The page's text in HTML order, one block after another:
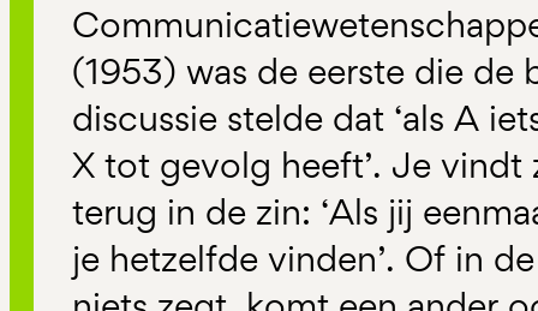
(1953) was de eerste die de
discussie stelde dat ‘als A
X tot gevolg heeft’. Je vindt
terug in de zin: ‘Als jij
je hetzelfde vinden’. Of in